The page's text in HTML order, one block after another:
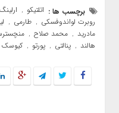
برچسب ها : اتلتیکو ,
روبرت لواندوفسکی , طارمی ,
مادرید , محمد صلاح ,
هالند , پنالتی , پورتو , کیوسک